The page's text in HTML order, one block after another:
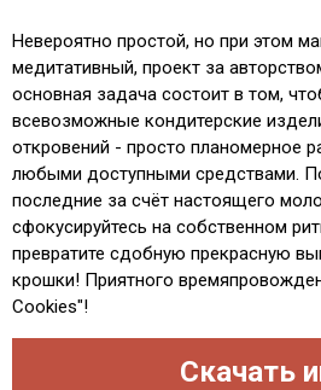
Невероятно простой, но при этом
медитативный, проект за
основная задача состоит в том,
всевозможные кондитерские
откровений - просто планомерное
любыми доступными средствами.
последние за счёт настоящего
сфокусируйтесь на собственном
превратите сдобную прекрасную
крошки! Приятного
Cookies"!
Скачать